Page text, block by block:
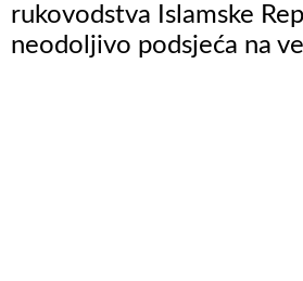
rukovodstva Islamske
neodoljivo podsjeća na